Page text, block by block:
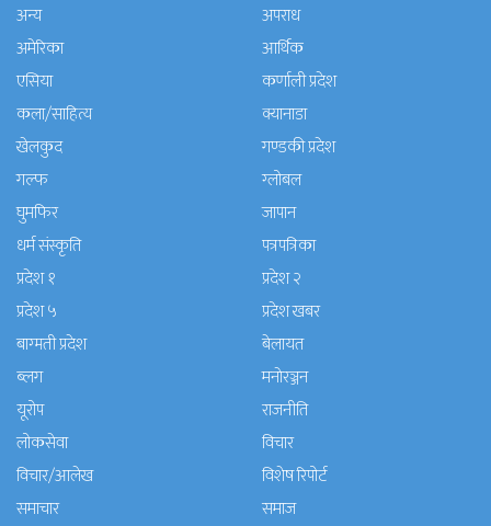
अन्य
अपराध
अमेरिका
आर्थिक
एसिया
कर्णाली प्रदेश
कला/साहित्य
क्यानाडा
खेलकुद
गण्डकी प्रदेश
गल्फ
ग्लोबल
घुमफिर
जापान
धर्म संस्कृति
पत्रपत्रिका
प्रदेश १
प्रदेश २
प्रदेश ५
प्रदेश खबर
बाग्मती प्रदेश
बेलायत
ब्लग
मनाेरञ्जन
यूरोप
राजनीति
लोकसेवा
विचार
विचार/आलेख
विशेष रिपोर्ट
समाचार
समाज